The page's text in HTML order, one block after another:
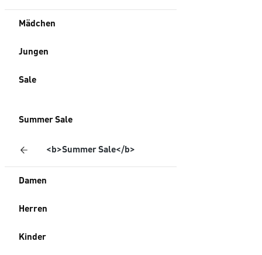
Mädchen
Jungen
Sale
Summer Sale
<b>Summer Sale</b>
Damen
Herren
Kinder